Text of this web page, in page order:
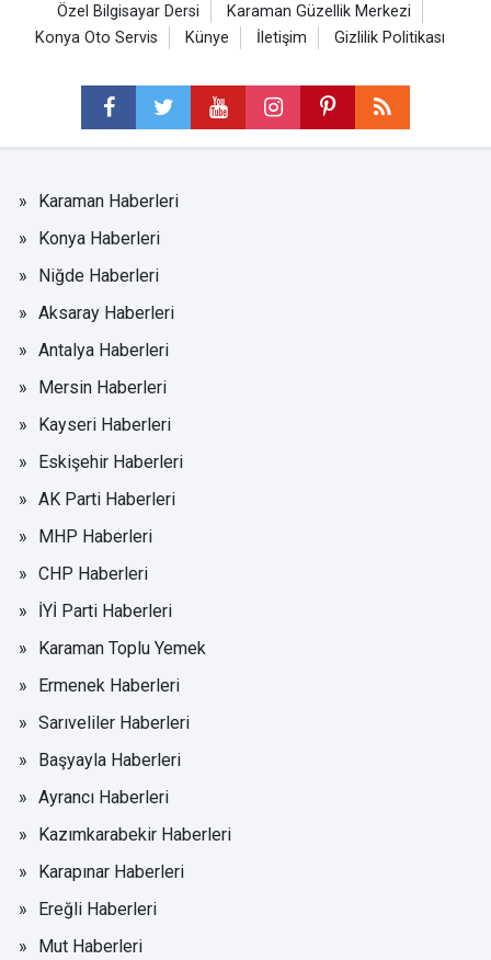
Özel Bilgisayar Dersi
Karaman Güzellik Merkezi
Konya Oto Servis
Künye İletişim Gizlilik Politikası
Karaman Haberleri
Konya Haberleri
Niğde Haberleri
Aksaray Haberleri
Antalya Haberleri
Mersin Haberleri
Kayseri Haberleri
Eskişehir Haberleri
AK Parti Haberleri
MHP Haberleri
CHP Haberleri
İYİ Parti Haberleri
Karaman Toplu Yemek
Ermenek Haberleri
Sarıveliler Haberleri
Başyayla Haberleri
Ayrancı Haberleri
Kazımkarabekir Haberleri
Karapınar Haberleri
Ereğli Haberleri
Mut Haberleri